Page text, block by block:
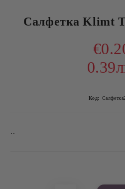
Салфетка Klimt
Код:
..